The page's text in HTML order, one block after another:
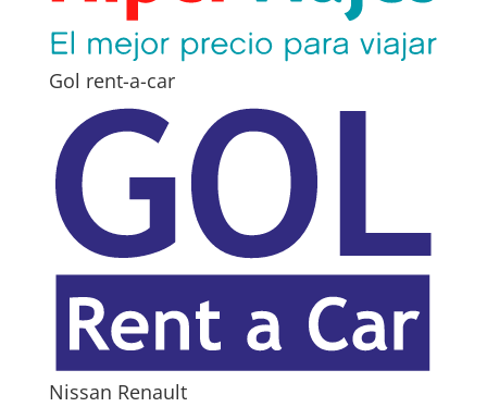
Gol rent-a-car
Nissan Renault